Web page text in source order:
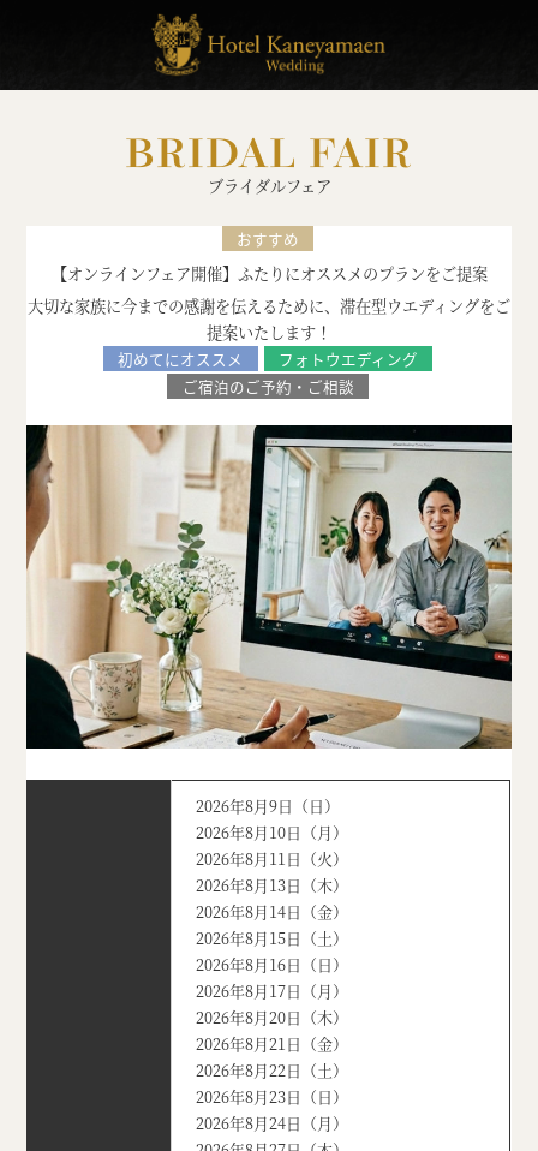
BRIDAL FAIR
ブライダルフェア
おすすめ
【オンラインフェア開催】ふたりにオススメのプランをご提案
大切な家族に今までの感謝を伝えるために、滞在型ウエディングをご
提案いたします！
初めてにオススメ
フォトウエディング
ご宿泊のご予約・ご相談
2026年8月9日（日）
2026年8月10日（月）
2026年8月11日（火）
2026年8月13日（木）
2026年8月14日（金）
2026年8月15日（土）
2026年8月16日（日）
2026年8月17日（月）
2026年8月20日（木）
2026年8月21日（金）
2026年8月22日（土）
2026年8月23日（日）
2026年8月24日（月）